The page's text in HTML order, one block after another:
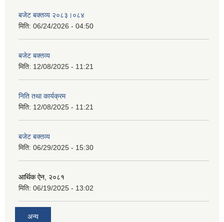
बजेट बक्तव्य २०८३।०८४
मिति: 06/24/2026 - 04:50
बजेट बक्तव्य
मिति: 12/08/2025 - 11:21
निति तथा कार्यक्रम
मिति: 12/08/2025 - 11:21
बजेट बक्तव्य
मिति: 06/29/2025 - 15:30
आर्थिक ऐन, २०८१
मिति: 06/19/2025 - 13:02
अन्य